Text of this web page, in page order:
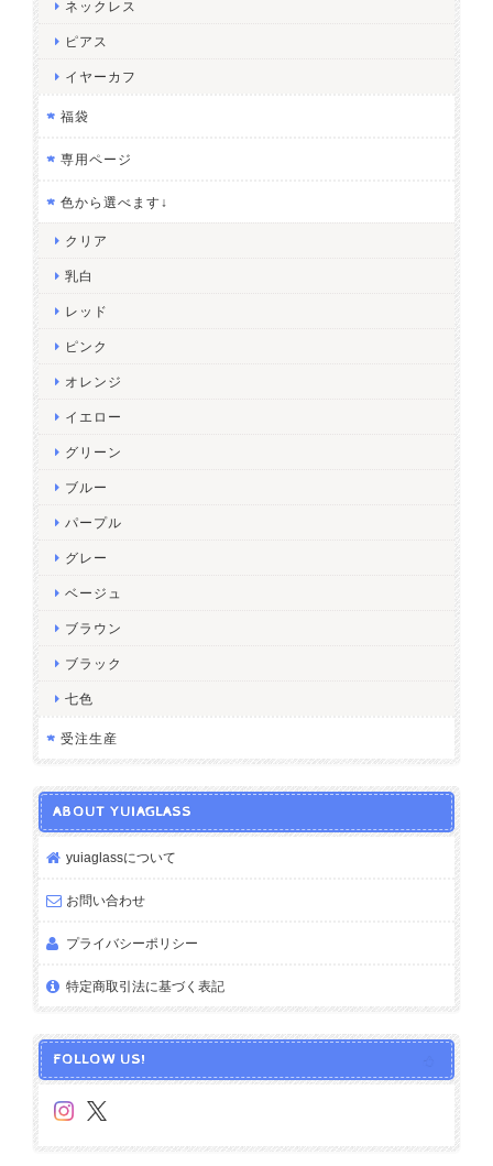
ネックレス
ピアス
イヤーカフ
福袋
専用ページ
色から選べます↓
クリア
乳白
レッド
ピンク
オレンジ
イエロー
グリーン
ブルー
パープル
グレー
ベージュ
ブラウン
ブラック
七色
受注生産
ABOUT YUIAGLASS
yuiaglassについて
お問い合わせ
プライバシーポリシー
特定商取引法に基づく表記
FOLLOW US!